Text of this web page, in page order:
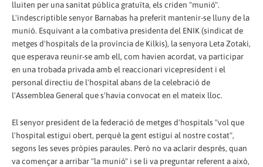
lluiten per una sanitat pública gratuïta, els criden "munió".
L'indescriptible senyor Barnabas ha preferit mantenir-se lluny de la
munió. Esquivant a la combativa presidenta del ENIK (sindicat de
metges d'hospitals de la província de Kilkis), la senyora Leta Zotaki,
que esperava reunir-se amb ell, com havien acordat, va participar
en una trobada privada amb el reaccionari vicepresident i el
personal directiu de l'hospital abans de la celebració de
l'Assemblea General que s'havia convocat en el mateix lloc.
El senyor president de la federació de metges d'hospitals "vol que
l'hospital estigui obert, perquè la gent estigui al nostre costat",
segons les seves pròpies paraules. Però no va aclarir després, quan
va començar a arribar "la munió" i se li va preguntar referent a això,